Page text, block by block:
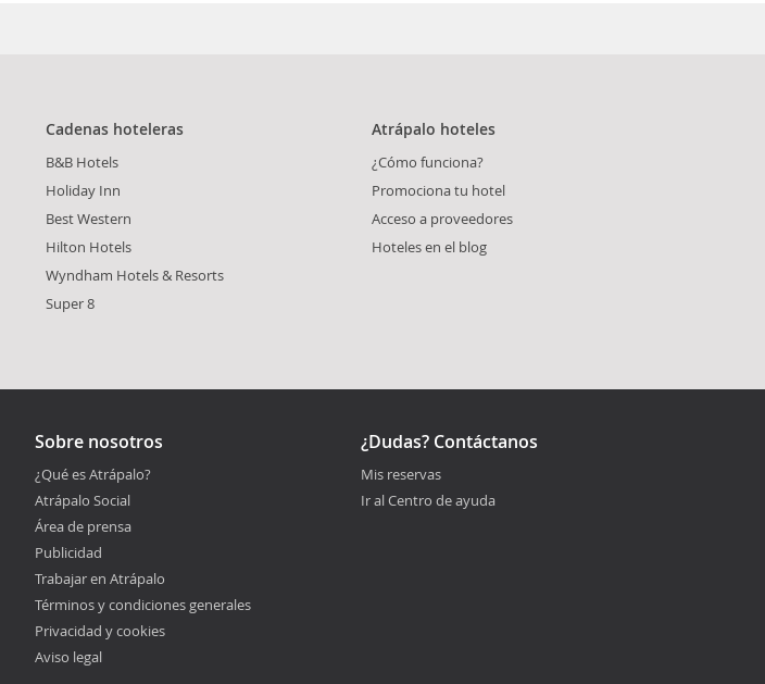
Cadenas hoteleras
B&B Hotels
Holiday Inn
Best Western
Hilton Hotels
Wyndham Hotels & Resorts
Super 8
Atrápalo hoteles
¿Cómo funciona?
Promociona tu hotel
Acceso a proveedores
Hoteles en el blog
Sobre nosotros
¿Qué es Atrápalo?
Atrápalo Social
Área de prensa
Publicidad
Trabajar en Atrápalo
Términos y condiciones generales
Privacidad y cookies
Aviso legal
¿Dudas? Contáctanos
Mis reservas
Ir al Centro de ayuda